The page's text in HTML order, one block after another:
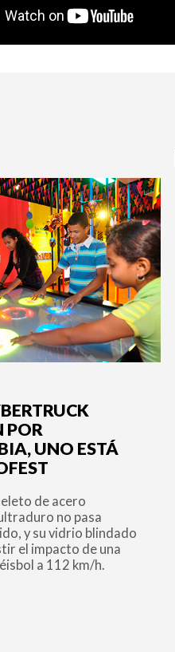
POR
UNO ESTÁ
de acero
no pasa
y su vidrio blindado
el impacto de una
a 112 km/h.